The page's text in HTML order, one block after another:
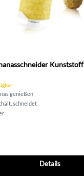
Kunststoff
genießen
schneidet
Details